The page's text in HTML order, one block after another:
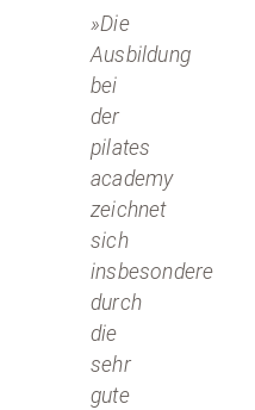
»Die
Ausbildung
bei
der
pilates
academy
zeichnet
sich
insbesondere
durch
die
sehr
gute